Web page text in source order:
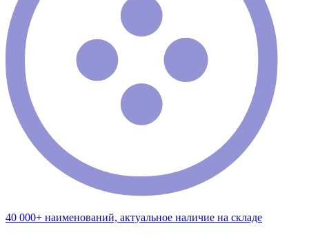
40 000+ наименований, актуальное наличие на складе